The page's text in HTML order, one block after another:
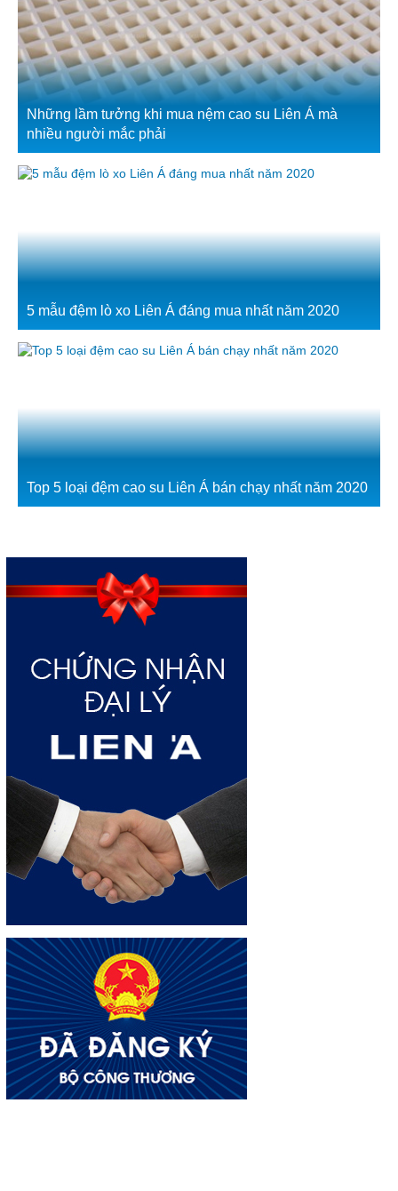
Những lầm tưởng khi mua nệm cao su Liên Á mà
nhiều người mắc phải
5 mẫu đệm lò xo Liên Á đáng mua nhất năm 2020
Top 5 loại đệm cao su Liên Á bán chạy nhất năm 2020